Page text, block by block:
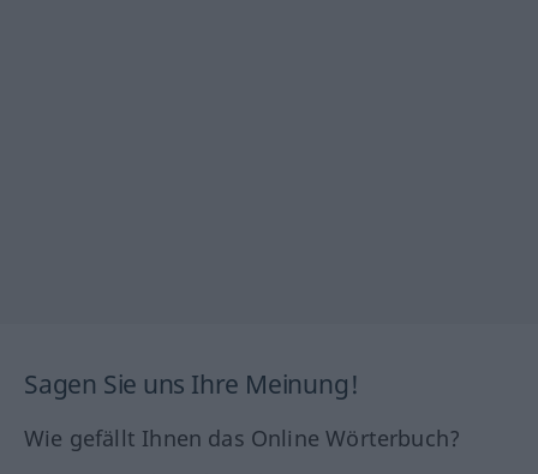
Sagen Sie uns Ihre Meinung!
Wie gefällt Ihnen das Online Wörterbuch?